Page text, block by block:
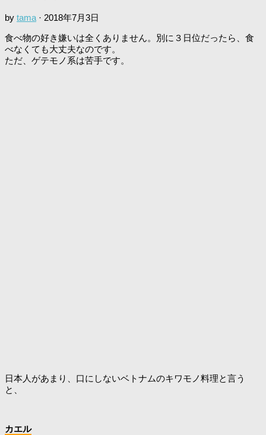
by tama · 2018年7月3日
食べ物の好き嫌いは全くありません。別に３日位だったら、食
べなくても大丈夫なのです。
ただ、ゲテモノ系は苦手です。
日本人があまり、口にしないベトナムのキワモノ料理と言う
と、
カエル